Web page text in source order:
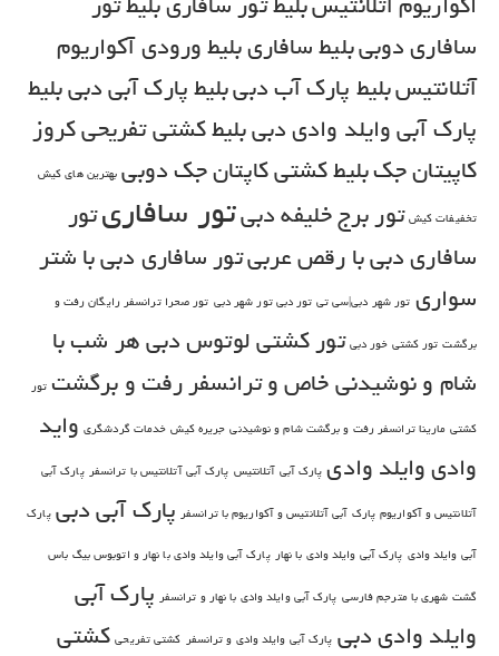
سافاری دوبیبلیط سافاریبلیط ورودی آکواریوم
آتلانتیسبلیط پارک آب دبیبلیط پارک آبی دبیبلیط
پارک آبی وایلد وادی دبیبلیط کشتی تفریحی کروز
کاپیتان جکبلیط کشتی کاپتان جک دوبی بهترین های کیش
تخفیفات کیش تور برج خلیفه دبیتور سافاریتور
سافاری دبی با رقص عربیتور سافاری دبی با شتر
سواری تور شهر دبی|سی تی تور دبی تور شهر دبی تور صحرا ترانسفر رایگان رفت و
برگشت تور کشتی خور دبی تور کشتی لوتوس دبی هر شب با
شام و نوشیدنی خاص و ترانسفر رفت و برگشت تور
کشتی مارینا ترانسفر رفت و برگشت شام و نوشیدنی جریره کیش خدمات گردشگری واید
وادیوایلد وادی پارک آبی آتلانتیس پارک آبی آتلانتیس با ترانسفر پارک آبی
آتلانتیس و آکواریوم پارک آبی آتلانتیس و آکواریوم با ترانسفر پارک آبی دبی پارک
آبی وایلد وادی پارک آبی وایلد وادی با نهار پارک آبی وایلد وادی با نهار و اتوبوس بیگ باس
گشت شهری با مترجم فارسی پارک آبی وایلد وادی با نهار و ترانسفر پارک آبی
وایلد وادی دبی پارک آبی وایلد وادی و ترانسفر کشتی تفریحی کشتی